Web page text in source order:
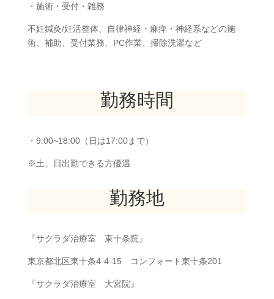
・施術・受付・雑務
不妊鍼灸/妊活整体、自律神経・麻痺・神経系などの施
術、補助、受付業務、PC作業、掃除洗濯など
勤務時間
・9:00~18:00（日は17:00まで）
※土、日出勤できる方優遇
勤務地
『サクラダ治療室 東十条院』
東京都北区東十条4-4-15 コンフォート東十条201
『サクラダ治療室 大宮院』